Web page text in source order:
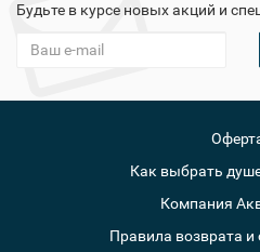
Будьте в курсе новых акций и
Как выбрать
Компания
Правила возврата и